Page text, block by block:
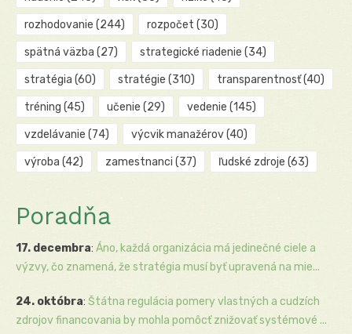
rozhodovanie (244) rozpočet (30)
spätná väzba (27) strategické riadenie (34)
stratégia (60) stratégie (310) transparentnosť(40)
tréning (45) učenie (29) vedenie (145)
vzdelávanie (74) výcvik manažérov(40)
výroba (42) zamestnanci (37) ľudské zdroje (63)
Poradňa
17. decembra: Áno, každá organizácia má jedinečné ciele a
výzvy, čo znamená, že stratégia musí byť upravená na mie...
24. októbra: Štátna regulácia pomery vlastných a cudzích
zdrojov financovania by mohla pomôcť znižovať systémové ...